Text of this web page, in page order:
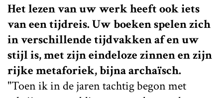
Het lezen van uw werk heeft ook iets
van een tijdreis. Uw boeken spelen zich
in verschillende tijdvakken af en uw
stijl is, met zijn eindeloze zinnen en zijn
rijke metaforiek, bijna archaïsch.
"Toen ik in de jaren tachtig begon met